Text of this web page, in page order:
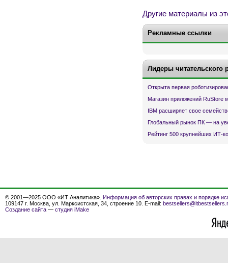
Другие материалы из
Рекламные ссылки
Лидеры читательского
Открыта первая
Магазин приложений RuStore
IBM расширяет свое
Глобальный рынок ПК — на
Рейтинг 500 крупнейших ИТ-
© 2001—2025 ООО «ИТ Аналитика». Информация об авторских правах и порядке
109147 г. Москва, ул. Марксистская, 34, строение 10. E-mail:
Создание сайта — студия iMake